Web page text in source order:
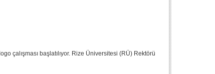
çalışması başlatılıyor. Rize Üniversitesi (RÜ) Rektörü